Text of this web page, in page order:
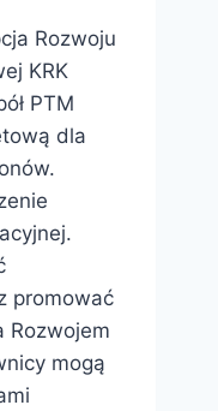
Rozwoju
KRK
PTM
dla
promować
Rozwojem
mogą